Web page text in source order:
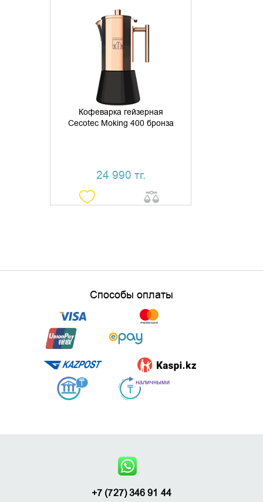
Кофеварка гейзерная
Cecotec Moking 400 бронза
24 990 тг.
ДОБАВИТЬ В КОРЗИНУ
Способы оплаты
+7 (727) 346 91 44